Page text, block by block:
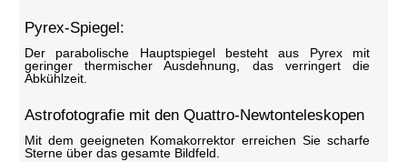
Pyrex-Spiegel:
Der parabolische Hauptspiegel besteht aus Pyrex mit
geringer thermischer Ausdehnung, das verringert die
Abkühlzeit.
Astrofotografie mit den Quattro-Newtonteleskopen
Mit dem geeigneten Komakorrektor erreichen Sie scharfe
Sterne über das gesamte Bildfeld.